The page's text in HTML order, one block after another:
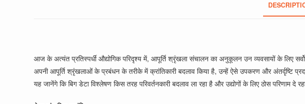
आज के अत्यंत प्रतिस्पर्धी औद्योगिक परिदृश्य में, आपूर्ति श्रृंखला संचालन का अनुकूलन उन व्यवसायों के लिए
अपनी आपूर्ति श्रृंखलाओं के प्रबंधन के तरीके में क्रांतिकारी बदलाव किया है, उन्हें ऐसे उपकरण और अंतर्दृष्टि
यह जानेंगे कि बिग डेटा विश्लेषण किस तरह परिवर्तनकारी बदलाव ला रहा है और उद्योगों के लिए ठोस परिणाम दे